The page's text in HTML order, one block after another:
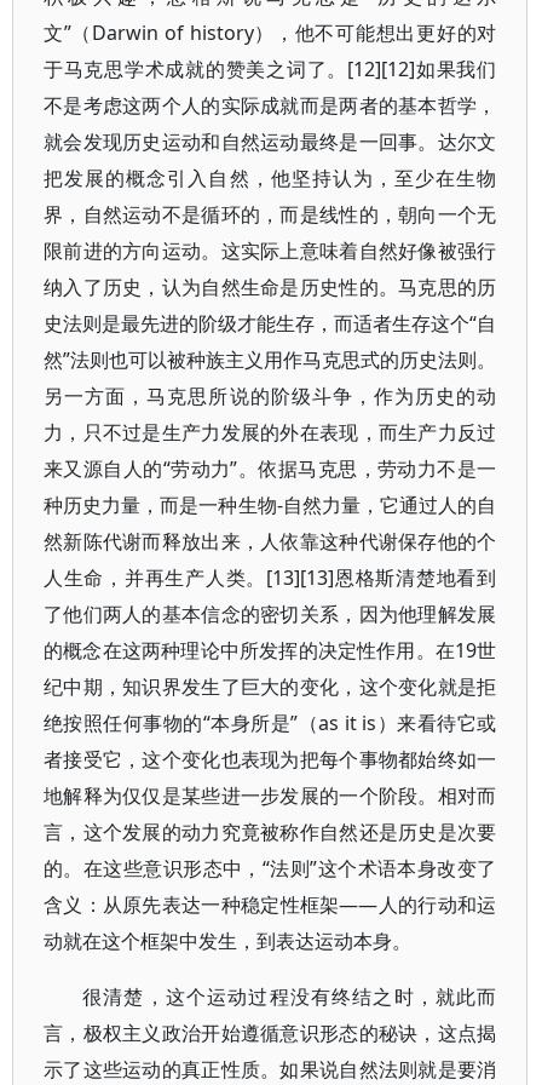
文”（Darwin of history），他不可能想出更好的对
于马克思学术成就的赞美之词了。[12][12]如果我们
不是考虑这两个人的实际成就而是两者的基本哲学，
就会发现历史运动和自然运动最终是一回事。达尔文
把发展的概念引入自然，他坚持认为，至少在生物
界，自然运动不是循环的，而是线性的，朝向一个无
限前进的方向运动。这实际上意味着自然好像被强行
纳入了历史，认为自然生命是历史性的。马克思的历
史法则是最先进的阶级才能生存，而适者生存这个“自
然”法则也可以被种族主义用作马克思式的历史法则。
另一方面，马克思所说的阶级斗争，作为历史的动
力，只不过是生产力发展的外在表现，而生产力反过
来又源自人的“劳动力”。依据马克思，劳动力不是一
种历史力量，而是一种生物-自然力量，它通过人的自
然新陈代谢而释放出来，人依靠这种代谢保存他的个
人生命，并再生产人类。[13][13]恩格斯清楚地看到
了他们两人的基本信念的密切关系，因为他理解发展
的概念在这两种理论中所发挥的决定性作用。在19世
纪中期，知识界发生了巨大的变化，这个变化就是拒
绝按照任何事物的“本身所是”（as it is）来看待它或
者接受它，这个变化也表现为把每个事物都始终如一
地解释为仅仅是某些进一步发展的一个阶段。相对而
言，这个发展的动力究竟被称作自然还是历史是次要
的。在这些意识形态中，“法则”这个术语本身改变了
含义：从原先表达一种稳定性框架——人的行动和运
动就在这个框架中发生，到表达运动本身。
很清楚，这个运动过程没有终结之时，就此而
言，极权主义政治开始遵循意识形态的秘诀，这点揭
示了这些运动的真正性质。如果说自然法则就是要消